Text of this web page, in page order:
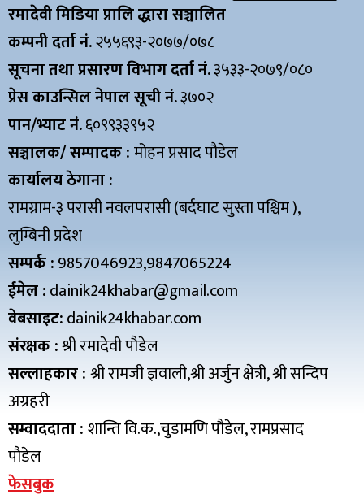
रमादेवी मिडिया प्रालि द्धारा सञ्चालित
कम्पनी दर्ता नं.२५५६९३-२०७७/०७८
सूचना तथा प्रसारण विभाग दर्ता नं.३५३३-२०७९/०८०
प्रेस काउन्सिल नेपाल सूची नं.३७०२
पान/भ्याट नं.६०९९३३९५२
सञ्चालक/ सम्पादक :मोहन प्रसाद पौडेल
कार्यालय ठेगाना :
रामग्राम-३ परासी नवलपरासी (बर्दघाट सुस्ता पश्चिम ),
लुम्बिनी प्रदेश
सम्पर्क :9857046923,9847065224
ईमेल :dainik24khabar@gmail.com
वेबसाइट:dainik24khabar.com
संरक्षक :श्री रमादेवी पौडेल
सल्लाहकार :श्री रामजी ज्ञवाली,श्री अर्जुन क्षेत्री, श्री सन्दिप
अग्रहरी
सम्वाददाता :शान्ति वि.क.,चुडामणि पौडेल, रामप्रसाद
पौडेल
फेसबुक